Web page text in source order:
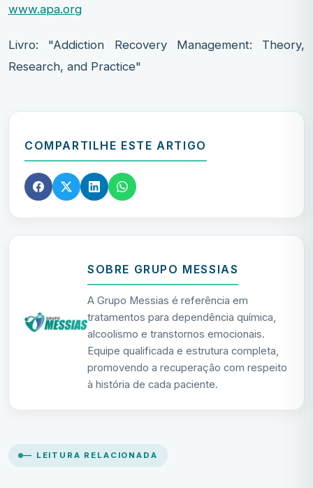
www.apa.org
Livro: "Addiction Recovery Management: Theory,
Research, and Practice"
COMPARTILHE ESTE ARTIGO
SOBRE GRUPO MESSIAS
A Grupo Messias é referência em
tratamentos para dependência química,
alcoolismo e transtornos emocionais.
Equipe qualificada e estrutura completa,
promovendo a recuperação com respeito
à história de cada paciente.
— LEITURA RELACIONADA